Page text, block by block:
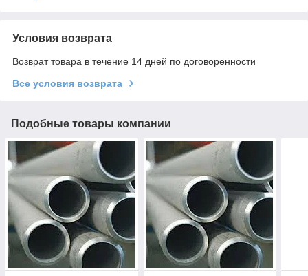
Условия возврата
Возврат товара в течение 14 дней по договоренности
Все условия возврата
Подобные товары компании